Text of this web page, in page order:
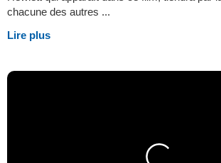
chacune des autres ...
Lire plus